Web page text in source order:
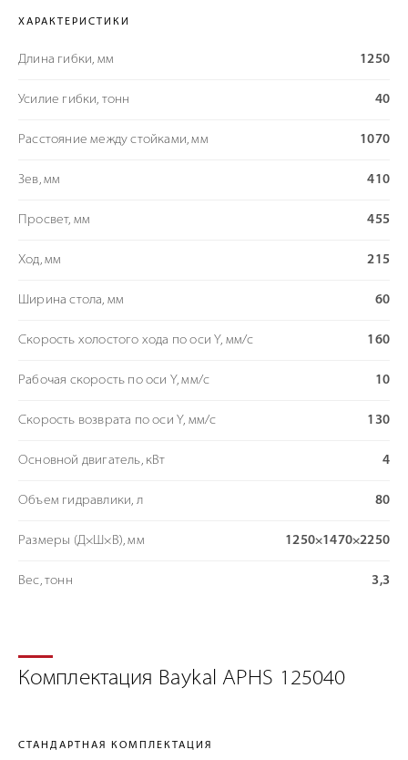
ХАРАКТЕРИСТИКИ
Длина гибки, мм 1250
Усилие гибки, тонн 40
Расстояние между стойками, мм 1070
Зев, мм 410
Просвет, мм 455
Ход, мм 215
Ширина стола, мм 60
Скорость холостого хода по оси Y, мм/с 160
Рабочая скорость по оси Y, мм/с 10
Скорость возврата по оси Y, мм/с 130
Основной двигатель, кВт 4
Объем гидравлики, л 80
Размеры (Д×Ш×В), мм 1250×1470×2250
Вес, тонн 3,3
Комплектация Baykal APHS 125040
СТАНДАРТНАЯ КОМПЛЕКТАЦИЯ